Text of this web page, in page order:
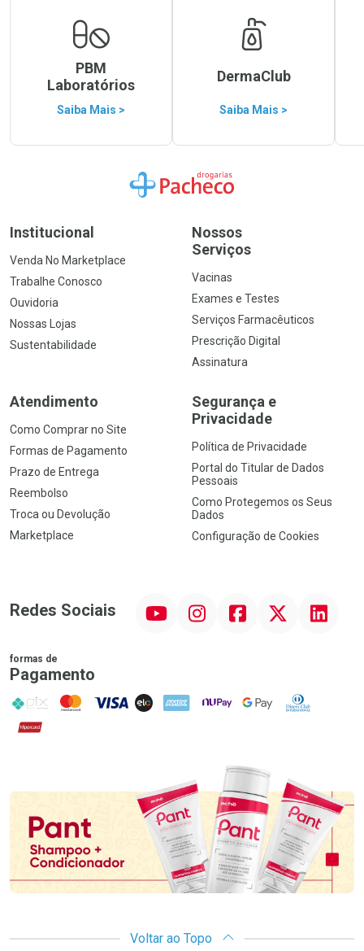
PBM
Laboratórios
Saiba Mais >
DermaClub
Saiba Mais >
Ir para a Home
Institucional
Venda No Marketplace
Trabalhe Conosco
Ouvidoria
Nossas Lojas
Sustentabilidade
Nossos
Serviços
Vacinas
Exames e Testes
Serviços Farmacêuticos
Prescrição Digital
Assinatura
Atendimento
Como Comprar no Site
Formas de Pagamento
Prazo de Entrega
Reembolso
Troca ou Devolução
Marketplace
Segurança e
Privacidade
Política de Privacidade
Portal do Titular de Dados
Pessoais
Como Protegemos os Seus
Dados
Configuração de Cookies
Redes Sociais InstagramFacebookTwitter Linkedin
formas de
Pagamento
PIX MasterCard
VISA ELO AMEX NuPay Google PayDiners Club
Hipercard
Promoção em Destaque
Voltar ao Topo